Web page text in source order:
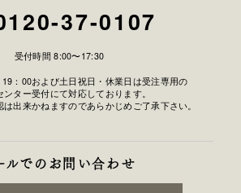
37-0107
受付時間 8:00〜17:30
：00および土日祝日・休業日は受注専用の
ンター受付にて対応しております。
出来かねますのであらかじめご了承下さい。
ルでのお問い合わせ